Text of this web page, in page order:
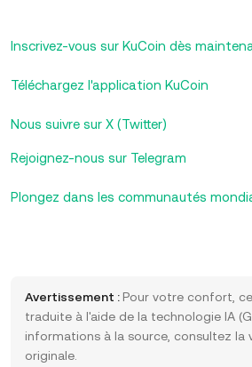
Inscrivez-vous sur KuCoin dès
Téléchargez l'application KuCoin
Nous suivre sur X (Twitter)
Rejoignez-nous sur Telegram
Plongez dans les communautés
Avertissement : Pour votre confort,
traduite à l'aide de la technologie IA
informations à la source, consultez la
originale.